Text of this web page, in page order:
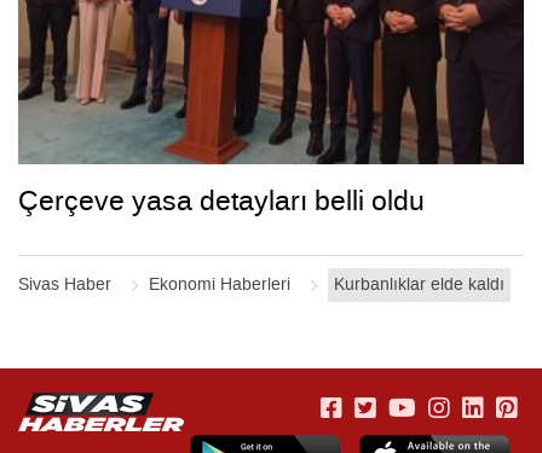
Sivas Haber Ekonomi Haberleri Kurbanlıklar elde kaldı
Çerçeve yasa detayları belli oldu